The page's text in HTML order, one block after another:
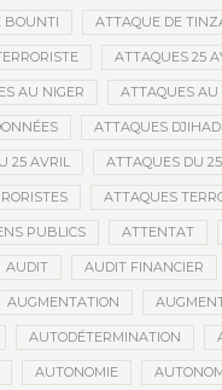
BOUNTI ATTAQUE DE
ATTAQUES 25
AU NIGER ATTAQUES AU
ATTAQUES
25 AVRIL ATTAQUES DU
ATTAQUES
PUBLICS ATTENTAT
AUDIT AUDIT FINANCIER
AUGMENTATION
AUTODÉTERMINATION
AUTONOMIE